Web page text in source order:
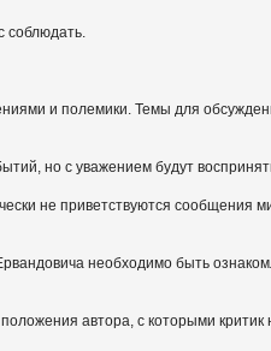
соблюдать.
и полемики. Темы для
но с уважением будут
не приветствуются сообщения
необходимо быть
автора, с которыми